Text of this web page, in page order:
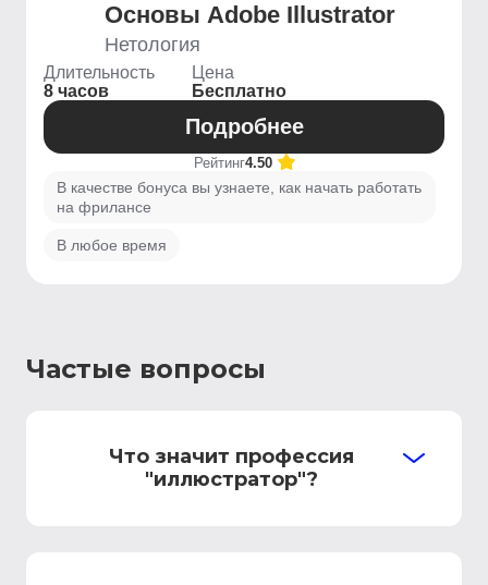
Основы Adobe Illustrator
Нетология
Длительность
8 часов
Цена
Бесплатно
Подробнее
Рейтинг4.50
В качестве бонуса вы узнаете, как начать работать
на фрилансе
В любое время
Частые вопросы
Что значит профессия
"иллюстратор"?